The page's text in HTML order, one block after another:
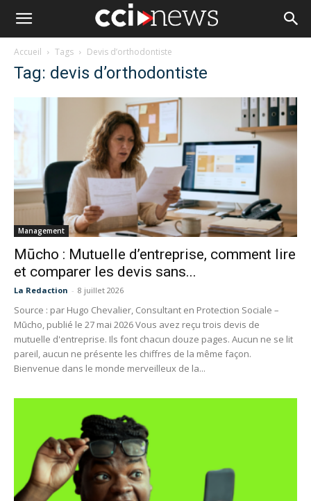
Accueil Tags Devis d’orthodontiste
Tag: devis d’orthodontiste
Management
Mūcho : Mutuelle d’entreprise, comment lire
et comparer les devis sans...
La Redaction - 8 juillet 2026
Source : par Hugo Chevalier, Consultant en Protection Sociale –
Mūcho, publié le 27 mai 2026 Vous avez reçu trois devis de
mutuelle d'entreprise. Ils font chacun douze pages. Aucun ne se lit
pareil, aucun ne présente les chiffres de la même façon.
Bienvenue dans le monde merveilleux de la...